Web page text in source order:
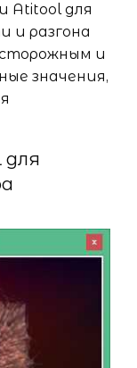
Atitool для
и разгона
и
значения,
для